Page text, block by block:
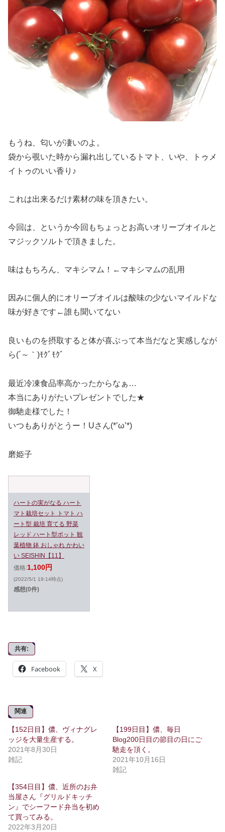
もうね、匂いが凄いのよ。
袋から覗いた時から漏れ出しているトマト、いや、トゥメ
イトゥのいい香り♪
これは出来るだけ素材の味を頂きたい。
今回は、というか今回もちょっとお高いオリーブオイルと
マジックソルトで頂きました。
味はもちろん、マキシマム！←マキシマムの乱用
因みに個人的にオリーブオイルは酸味の少ないマイルドな
味が好きです←誰も聞いてない
良いものを摂取すると体が喜ぶって本当だなと実感しなが
ら(´～｀)ﾓｸﾞﾓｸﾞ
最近冷凍食品率高かったからなぁ…
本当にありがたいプレゼントでした★
御馳走様でした！
いつもありがとうー！Uさん(*’ω’*)
磨姫子
ハートの実がなる ハート
マト栽培セット トマト ハ
ート型 栽培 育てる 野菜
レッド ハート型ポット 観
葉植物 鉢 おしゃれ かわい
い SEISHIN【11】
価格:1,100円
(2022/5/1 19:14時点)
感想(0件)
共有:
Facebook X
関連
【152日目】儂、ヴィナグレ
ッジを大量生産する。
2021年8月30日
雑記
【199日目】儂、毎日
Blog200日目の節目の日にご
馳走を頂く。
2021年10月16日
雑記
【354日目】儂、近所のお弁
当屋さん『グリルドキッチ
ン』でシーフード弁当を初め
て買ってみる。
2022年3月20日